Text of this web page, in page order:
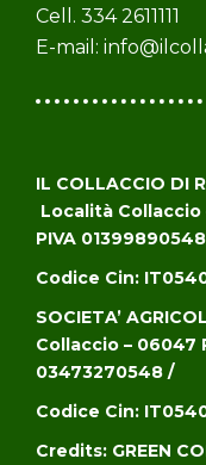
Cell. 334 2611111
E-mail:
IL COLLACCIO DI
Località Collaccio
PIVA
Codice Cin:
SOCIETA’
Collaccio – 06047
03473270548 /
Codice Cin:
Credits: GREEN